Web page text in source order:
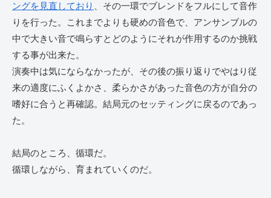
ングを見直しており
、その一環でブレンドをフルにして音作
りを行った。これまでよりも硬めの音色で、アンサンブルの
中で大きい音で鳴らすとどのようにそれが作用するのか挑戦
する事が出来た。
演奏中は気にならなかったが、その後の振り返りでやはり従
来の適度にふくよかさ、柔らかさがあった音色の方が自分の
嗜好に合うと再確認。結局元のセッティングに戻るのであっ
た。
結局のところ、循環だ。
循環しながら、育まれていくのだ。